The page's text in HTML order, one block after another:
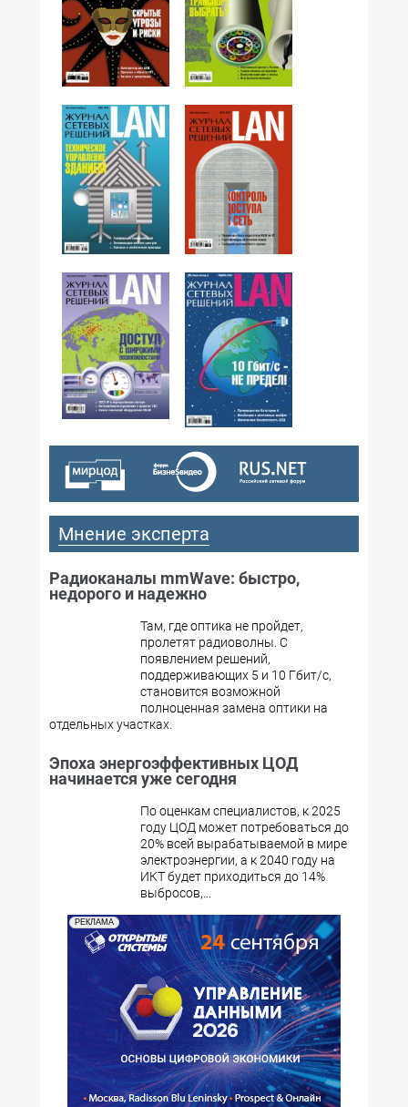
№06,2008 №04,2008
№05,2008 №03,2008
№02,2008 №01,2008
Мнение эксперта
Радиоканалы mmWave: быстро,
недорого и надежно
Там, где оптика не пройдет,
пролетят радиоволны. С
появлением решений,
поддерживающих 5 и 10 Гбит/с,
становится возможной
полноценная замена оптики на
отдельных участках.
Эпоха энергоэффективных ЦОД
начинается уже сегодня
По оценкам специалистов, к 2025
году ЦОД может потребоваться до
20% всей вырабатываемой в мире
электроэнергии, а к 2040 году на
ИКТ будет приходиться до 14%
выбросов,...
РЕКЛАМА